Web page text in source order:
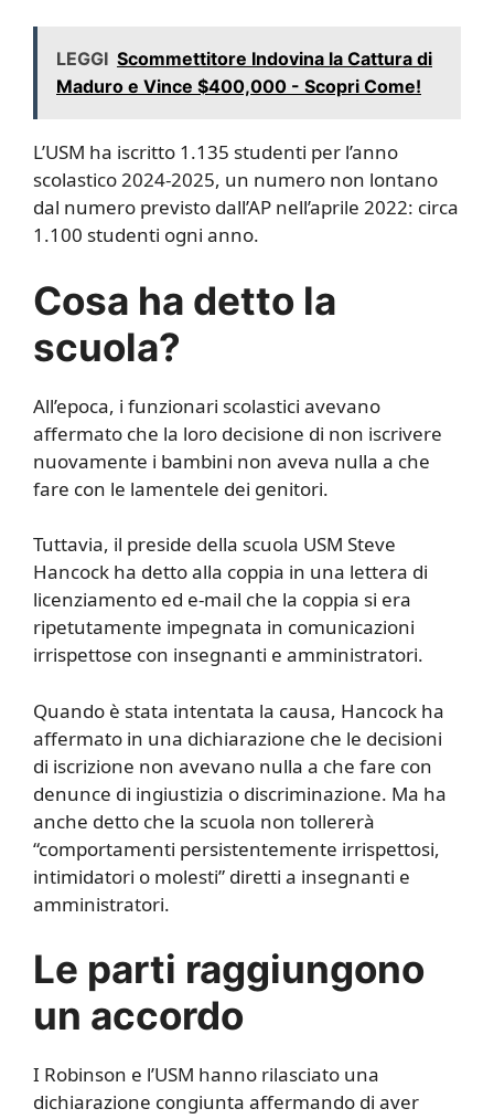
LEGGI Scommettitore Indovina la Cattura di
Maduro e Vince $400,000 - Scopri Come!
L’USM ha iscritto 1.135 studenti per l’anno
scolastico 2024-2025, un numero non lontano
dal numero previsto dall’AP nell’aprile 2022: circa
1.100 studenti ogni anno.
Cosa ha detto la
scuola?
All’epoca, i funzionari scolastici avevano
affermato che la loro decisione di non iscrivere
nuovamente i bambini non aveva nulla a che
fare con le lamentele dei genitori.
Tuttavia, il preside della scuola USM Steve
Hancock ha detto alla coppia in una lettera di
licenziamento ed e-mail che la coppia si era
ripetutamente impegnata in comunicazioni
irrispettose con insegnanti e amministratori.
Quando è stata intentata la causa, Hancock ha
affermato in una dichiarazione che le decisioni
di iscrizione non avevano nulla a che fare con
denunce di ingiustizia o discriminazione. Ma ha
anche detto che la scuola non tollererà
“comportamenti persistentemente irrispettosi,
intimidatori o molesti” diretti a insegnanti e
amministratori.
Le parti raggiungono
un accordo
I Robinson e l’USM hanno rilasciato una
dichiarazione congiunta affermando di aver